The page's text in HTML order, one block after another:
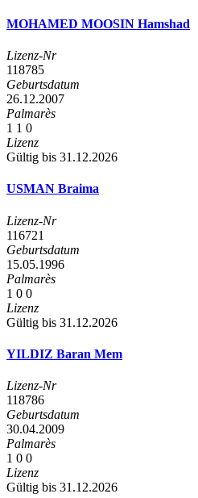
MOHAMED MOOSIN Hamshad
Lizenz-Nr
118785
Geburtsdatum
26.12.2007
Palmarès
1 1 0
Lizenz
Gültig bis 31.12.2026
USMAN Braima
Lizenz-Nr
116721
Geburtsdatum
15.05.1996
Palmarès
1 0 0
Lizenz
Gültig bis 31.12.2026
YILDIZ Baran Mem
Lizenz-Nr
118786
Geburtsdatum
30.04.2009
Palmarès
1 0 0
Lizenz
Gültig bis 31.12.2026